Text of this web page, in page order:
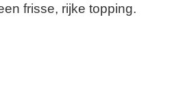
frisse, rijke topping.